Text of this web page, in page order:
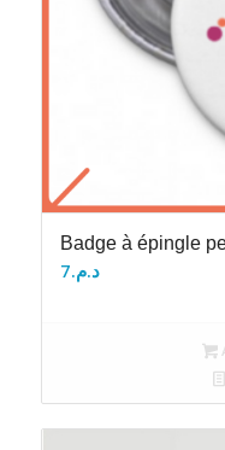
Badge à épingle
د.م.7